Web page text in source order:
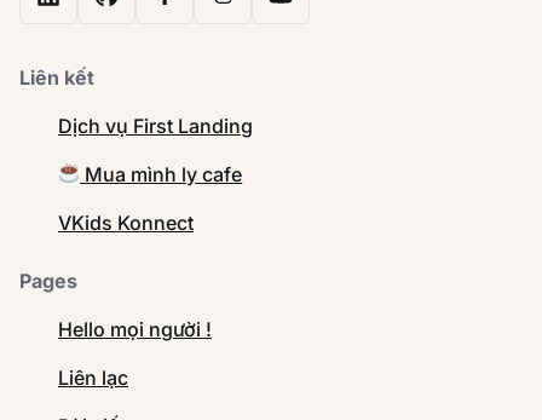
Liên kết
Dịch vụ First Landing
Mua mình ly cafe
VKids Konnect
Pages
Hello mọi người !
Liên lạc